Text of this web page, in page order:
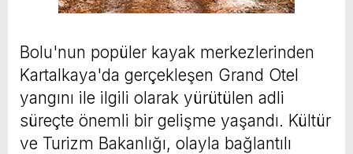
Bolu'nun popüler kayak merkezlerinden
Kartalkaya'da gerçekleşen Grand Otel
yangını ile ilgili olarak yürütülen adli
süreçte önemli bir gelişme yaşandı. Kültür
ve Turizm Bakanlığı, olayla bağlantılı